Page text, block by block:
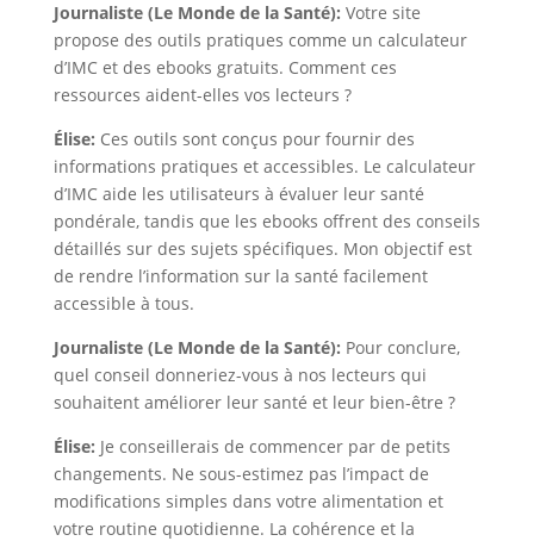
Journaliste (Le Monde de la Santé): Votre site
propose des outils pratiques comme un calculateur
d’IMC et des ebooks gratuits. Comment ces
ressources aident-elles vos lecteurs ?
Élise: Ces outils sont conçus pour fournir des
informations pratiques et accessibles. Le calculateur
d’IMC aide les utilisateurs à évaluer leur santé
pondérale, tandis que les ebooks offrent des conseils
détaillés sur des sujets spécifiques. Mon objectif est
de rendre l’information sur la santé facilement
accessible à tous.
Journaliste (Le Monde de la Santé): Pour conclure,
quel conseil donneriez-vous à nos lecteurs qui
souhaitent améliorer leur santé et leur bien-être ?
Élise: Je conseillerais de commencer par de petits
changements. Ne sous-estimez pas l’impact de
modifications simples dans votre alimentation et
votre routine quotidienne. La cohérence et la